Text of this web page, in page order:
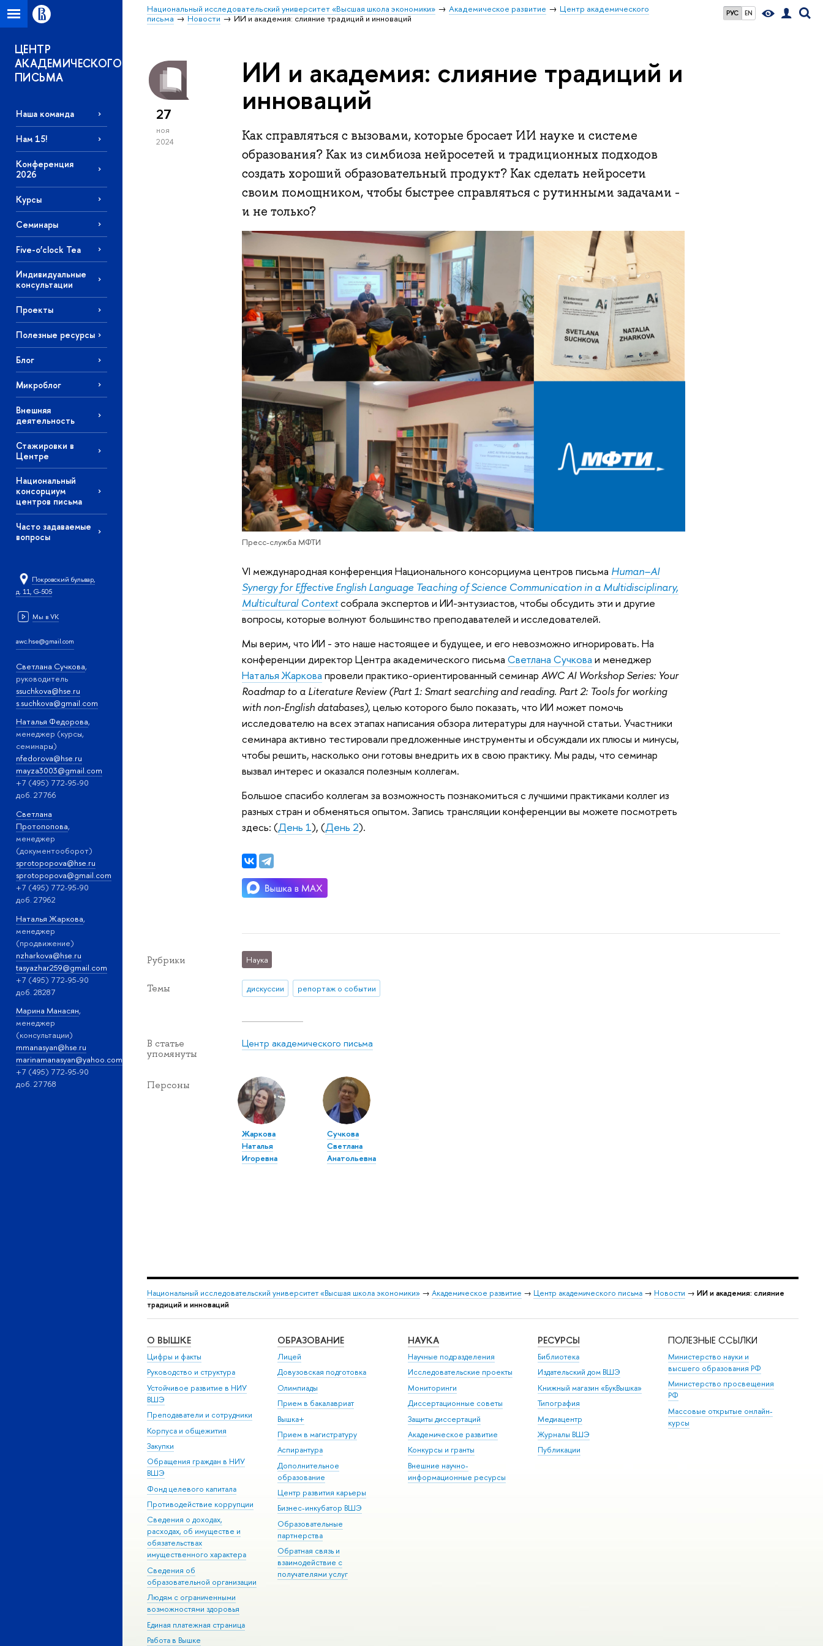
РУС EN
Национальный исследовательский университет «Высшая школа экономики» Академическое развитие
Центр академического
письма
Новости ИИ и академия: слияние традиций и инноваций
ЦЕНТР
АКАДЕМИЧЕСКОГО
ПИСЬМА
Наша команда
Нам 15!
Конференция
2026
Курсы
Семинары
Five-o’clock Tea
Индивидуальные
консультации
Проекты
Полезные ресурсы
Блог
Микроблог
Внешняя
деятельность
Стажировки в
Центре
Национальный
консорциум
центров письма
Часто задаваемые
вопросы
Покровский бульвар,
д. 11, G-505
Мы в VK
awc.hse@gmail.com
Светлана Сучкова,
руководитель
ssuchkova@hse.ru
s.suchkova@gmail.com
Наталья Федорова,
менеджер (курсы,
семинары)
nfedorova@hse.ru
mayza3003@gmail.com
+7 (495) 772-95-90
доб. 27766
Светлана
Протопопова,
менеджер
(документооборот)
sprotopopova@hse.ru
sprotopopova@gmail.com
+7 (495) 772-95-90
доб. 27962
Наталья Жаркова,
менеджер
(продвижение)
nzharkova@hse.ru
tasyazhar259@gmail.com
+7 (495) 772-95-90
доб. 28287
Марина Манасян,
менеджер
(консультации)
mmanasyan@hse.ru
marinamanasyan@yahoo.com
+7 (495) 772-95-90
доб. 27768
27
ноя
2024
ИИ и академия: слияние традиций и
инноваций
Как справляться с вызовами, которые бросает ИИ науке и системе
образования? Как из симбиоза нейросетей и традиционных подходов
создать хороший образовательный продукт? Как сделать нейросети
своим помощником, чтобы быстрее справляться с рутинными задачами -
и не только?
Пресс-служба МФТИ
VI международная конференция Национального консорциума центров письма Human–AI
Synergy for Effective English Language Teaching of Science Communication in a Multidisciplinary,
Multicultural Contextсобрала экспертов и ИИ-энтузиастов, чтобы обсудить эти и другие
вопросы, которые волнуют большинство преподавателей и исследователей.
Мы верим, что ИИ - это наше настоящее и будущее, и его невозможно игнорировать. На
конференции директор Центра академического письмаСветлана Сучкова и менеджер
Наталья Жаркова провели практико-ориентированный семинарAWC AI Workshop Series: Your
Roadmap to a Literature Review (Part 1: Smart searching and reading. Part 2: Tools for working
with non-English databases), целью которого было показать, что ИИ может помочь
исследователю на всех этапах написания обзора литературы для научной статьи. Участники
семинара активно тестировали предложенные инструменты и обсуждали их плюсы и минусы,
чтобы решить, насколько они готовы внедрить их в свою практику. Мы рады, что семинар
вызвал интерес и оказался полезным коллегам.
Большое спасибо коллегам за возможность познакомиться с лучшими практиками коллег из
разных стран и обменяться опытом. Запись трансляции конференции вы можете посмотреть
здесь: (День 1), (День 2).
Рубрики Наука
Темы дискуссии репортаж о событии
В статье
упомянуты
Центр академического письма
Персоны
Жаркова
Наталья
Игоревна
Сучкова
Светлана
Анатольевна
Национальный исследовательский университет «Высшая школа экономики» → Академическое развитие → Центр академического письма → Новости → ИИ и академия: слияние
традиций и инноваций
О ВЫШКЕ
Цифры и факты
Руководство и структура
Устойчивое развитие в НИУ
ВШЭ
Преподаватели и сотрудники
Корпуса и общежития
Закупки
Обращения граждан в НИУ
ВШЭ
Фонд целевого капитала
Противодействие коррупции
Сведения о доходах,
расходах, об имуществе и
обязательствах
имущественного характера
Сведения об
образовательной организации
Людям с ограниченными
возможностями здоровья
Единая платежная страница
Работа в Вышке
ОБРАЗОВАНИЕ
Лицей
Довузовская подготовка
Олимпиады
Прием в бакалавриат
Вышка+
Прием в магистратуру
Аспирантура
Дополнительное
образование
Центр развития карьеры
Бизнес-инкубатор ВШЭ
Образовательные
партнерства
Обратная связь и
взаимодействие с
получателями услуг
НАУКА
Научные подразделения
Исследовательские проекты
Мониторинги
Диссертационные советы
Защиты диссертаций
Академическое развитие
Конкурсы и гранты
Внешние научно-
информационные ресурсы
РЕСУРСЫ
Библиотека
Издательский дом ВШЭ
Книжный магазин «БукВышка»
Типография
Медиацентр
Журналы ВШЭ
Публикации
ПОЛЕЗНЫЕ ССЫЛКИ
Министерство науки и
высшего образования РФ
Министерство просвещения
РФ
Массовые открытые онлайн-
курсы